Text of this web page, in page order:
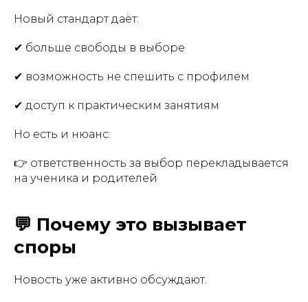
Новый стандарт даёт:
✔ больше свободы в выборе
✔ возможность не спешить с профилем
✔ доступ к практическим занятиям
Но есть и нюанс:
👉 ответственность за выбор перекладывается
на ученика и родителей
💬 Почему это вызывает
споры
Новость уже активно обсуждают.